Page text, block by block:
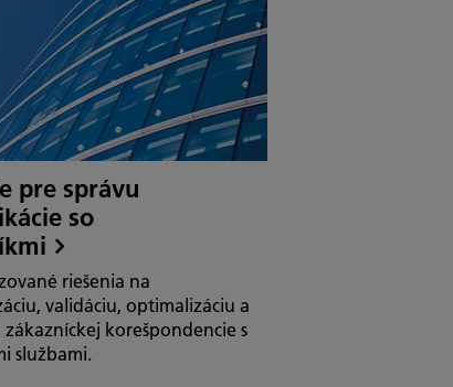
pre správu
so
riešenia na
validáciu, optimalizáciu a
zákazníckej korešpondencie s
službami.